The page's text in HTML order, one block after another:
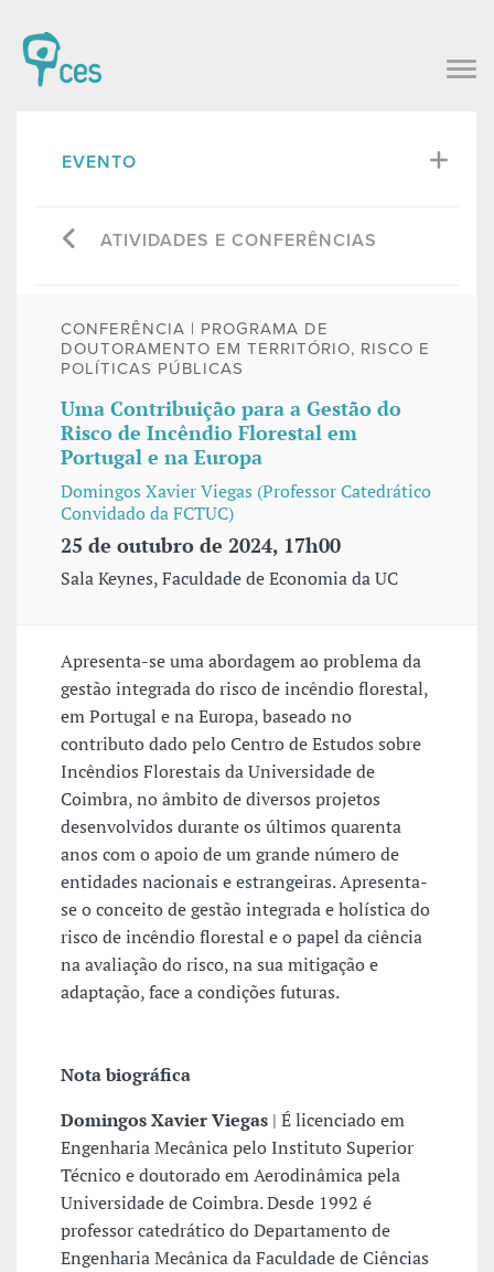
EVENTO
ATIVIDADES E CONFERÊNCIAS
CONFERÊNCIA | PROGRAMA DE
DOUTORAMENTO EM TERRITÓRIO, RISCO E
POLÍTICAS PÚBLICAS
Uma Contribuição para a Gestão do
Risco de Incêndio Florestal em
Portugal e na Europa
Domingos Xavier Viegas (Professor Catedrático
Convidado da FCTUC)
25 de outubro de 2024, 17h00
Sala Keynes, Faculdade de Economia da UC
Apresenta-se uma abordagem ao problema da
gestão integrada do risco de incêndio florestal,
em Portugal e na Europa, baseado no
contributo dado pelo Centro de Estudos sobre
Incêndios Florestais da Universidade de
Coimbra, no âmbito de diversos projetos
desenvolvidos durante os últimos quarenta
anos com o apoio de um grande número de
entidades nacionais e estrangeiras. Apresenta-
se o conceito de gestão integrada e holística do
risco de incêndio florestal e o papel da ciência
na avaliação do risco, na sua mitigação e
adaptação, face a condições futuras.
Nota biográfica
Domingos Xavier Viegas | É licenciado em
Engenharia Mecânica pelo Instituto Superior
Técnico e doutorado em Aerodinâmica pela
Universidade de Coimbra. Desde 1992 é
professor catedrático do Departamento de
Engenharia Mecânica da Faculdade de Ciências